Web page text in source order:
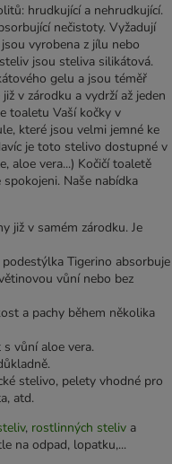
hrudkující a nehrudkující.
nečistoty. Vyžadují
vyrobena z jílu nebo
jsou steliva silikátová.
gelu a jsou téměř
v zárodku a vydrží až jeden
toaletu Vaší kočky v
které jsou velmi jemné ke
je toto stelivo dostupné v
aloe vera...) Kočičí toaletě
Naše nabídka
již v samém zárodku. Je
Tigerino absorbuje
vůní nebo bez
a pachy během několika
vůní aloe vera.
stelivo, pelety vhodné pro
atd.
, rostlinných steliv a
na odpad, lopatku,...